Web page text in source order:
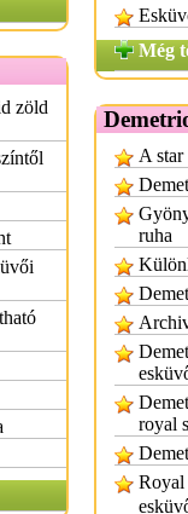
zöld
Még
A star
ruha
royal
Royal